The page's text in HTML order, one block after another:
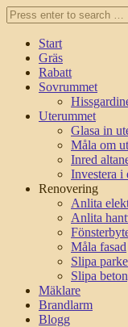
Start
Gräs
Rabatt
Sovrummet
Uterummet
Glasa in
Måla om
Inred
Investera i
Renovering
Anlita
Anlita
Måla fasad
Slipa
Slipa
Mäklare
Brandlarm
Blogg